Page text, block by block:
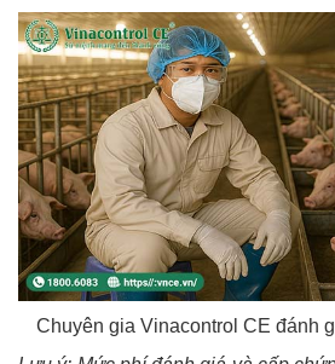
Chuyên gia Vinacontrol CE đánh